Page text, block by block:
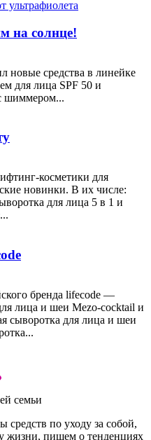
на солнце!
новые средства в линейке
для лица SPF 50 и
шиммером...
косметики для
новинки. В их числе:
для лица 5 в 1 и
бренда lifecode —
лица и шеи Mezo-cocktail и
сыворотка для лица и шеи
семьи
по уходу за собой,
жизни, пишем о тенденциях